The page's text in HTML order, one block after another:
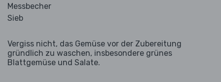
Messbecher
Sieb
Vergiss nicht, das Gemüse vor der Zubereitung
gründlich zu waschen, insbesondere grünes
Blattgemüse und Salate.